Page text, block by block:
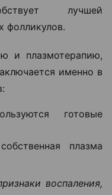
лучшей
фолликулов.
и плазмотерапию,
именно в
готовые
плазма
воспаления,